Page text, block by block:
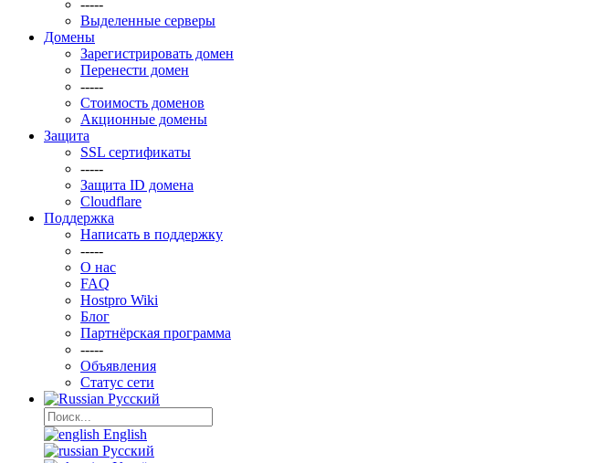
-----
Выделенные серверы
Домены
Зарегистрировать домен
Перенести домен
-----
Стоимость доменов
Акционные домены
Защита
SSL сертификаты
-----
Защита ID домена
Clоudflare
Поддержка
Написать в поддержку
-----
О нас
FAQ
Hostpro Wiki
Блог
Партнёрская программа
-----
Объявления
Статус сети
Русский
English
Русский